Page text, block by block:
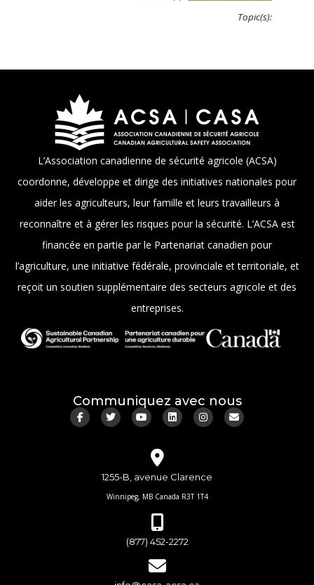
Topic(s):
L’Association canadienne de sécurité agricole (ACSA)
coordonne, développe et dirige des initiatives nationales pour
aider les agriculteurs, leur famille et leurs travailleurs à
reconnaître et à gérer les risques pour la sécurité. L’ACSA est
financée en partie par le Partenariat canadien pour
l’agriculture, une initiative fédérale, provinciale et territoriale, et
reçoit un soutien supplémentaire des secteurs agricole et des
entreprises.
Communiquez avec nous
1255-B, avenue Clarence
Winnipeg, MB Canada R3T 1T4
(877) 452-2272